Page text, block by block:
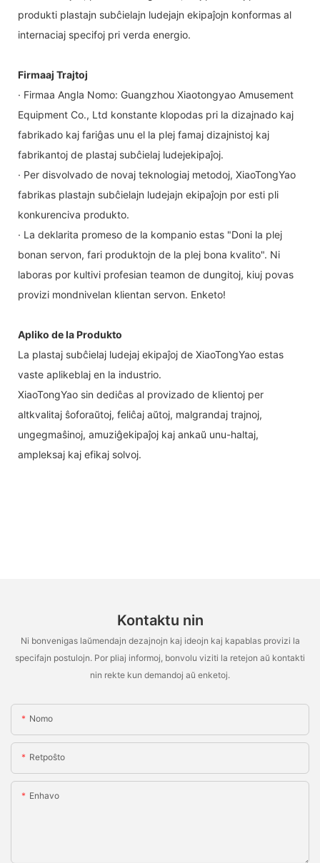
produkti plastajn subĉielajn ludejajn ekipaĵojn konformas al
internaciaj specifoj pri verda energio.
Firmaaj Trajtoj
· Firmaa Angla Nomo: Guangzhou Xiaotongyao Amusement
Equipment Co., Ltd konstante klopodas pri la dizajnado kaj
fabrikado kaj fariĝas unu el la plej famaj dizajnistoj kaj
fabrikantoj de plastaj subĉielaj ludejekipaĵoj.
· Per disvolvado de novaj teknologiaj metodoj, XiaoTongYao
fabrikas plastajn subĉielajn ludejajn ekipaĵojn por esti pli
konkurenciva produkto.
· La deklarita promeso de la kompanio estas "Doni la plej
bonan servon, fari produktojn de la plej bona kvalito". Ni
laboras por kultivi profesian teamon de dungitoj, kiuj povas
provizi mondnivelan klientan servon. Enketo!
Apliko de la Produkto
La plastaj subĉielaj ludejaj ekipaĵoj de XiaoTongYao estas
vaste aplikeblaj en la industrio.
XiaoTongYao sin dediĉas al provizado de klientoj per
altkvalitaj ŝoforaŭtoj, feliĉaj aŭtoj, malgrandaj trajnoj,
ungegmaŝinoj, amuziĝekipaĵoj kaj ankaŭ unu-haltaj,
ampleksaj kaj efikaj solvoj.
Kontaktu nin
Ni bonvenigas laŭmendajn dezajnojn kaj ideojn kaj kapablas provizi la
specifajn postulojn. Por pliaj informoj, bonvolu viziti la retejon aŭ kontakti
nin rekte kun demandoj aŭ enketoj.
Nomo
Retpoŝto
Enhavo